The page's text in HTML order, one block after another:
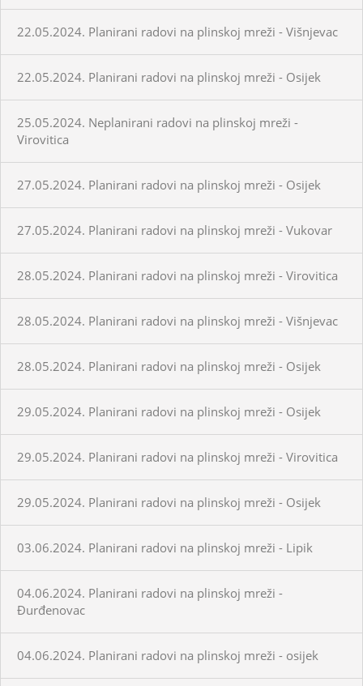
22.05.2024. Planirani radovi na plinskoj mreži - Višnjevac
22.05.2024. Planirani radovi na plinskoj mreži - Osijek
25.05.2024. Neplanirani radovi na plinskoj mreži -
Virovitica
27.05.2024. Planirani radovi na plinskoj mreži - Osijek
27.05.2024. Planirani radovi na plinskoj mreži - Vukovar
28.05.2024. Planirani radovi na plinskoj mreži - Virovitica
28.05.2024. Planirani radovi na plinskoj mreži - Višnjevac
28.05.2024. Planirani radovi na plinskoj mreži - Osijek
29.05.2024. Planirani radovi na plinskoj mreži - Osijek
29.05.2024. Planirani radovi na plinskoj mreži - Virovitica
29.05.2024. Planirani radovi na plinskoj mreži - Osijek
03.06.2024. Planirani radovi na plinskoj mreži - Lipik
04.06.2024. Planirani radovi na plinskoj mreži -
Đurđenovac
04.06.2024. Planirani radovi na plinskoj mreži - osijek